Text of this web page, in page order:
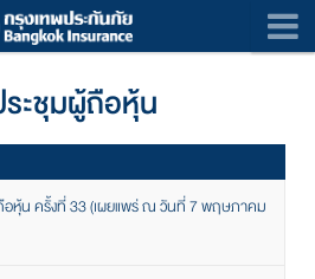
ะชุมผู้ถือหุ้น
หุ้น ครั้งที่ 33 (เผยแพร่ ณ วันที่ 7 พฤษภาคม